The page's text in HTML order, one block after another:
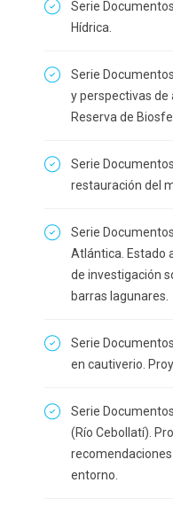
Serie
Hídrica.
Serie
y perspectivas de
Reserva de
Serie
restauración del
Serie
Atlántica. Estado
de investigación
barras lagunares.
Serie
en cautiverio.
Serie
(Río Cebollatí).
entorno.